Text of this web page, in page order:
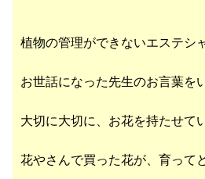
植物の管理ができないエステシ
お世話になった先生のお言葉を
大切に大切に、お花を持たせて
花やさんで買った花が、育って